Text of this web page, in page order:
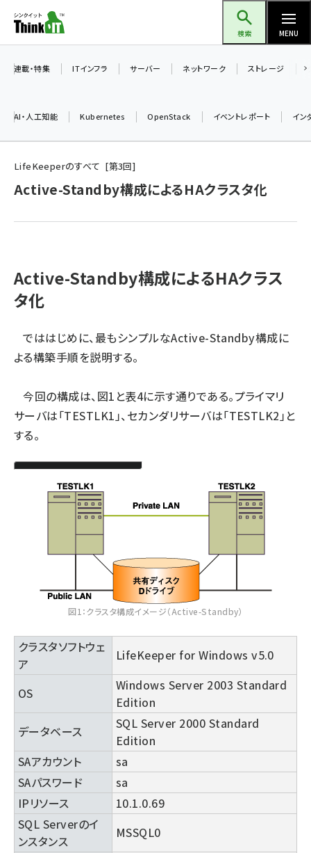
ン
ツ
検索 MENU
加藤銘のチーム貢献～仲間と築いた勝利の絆～ (2314)
genai (1483)
ai crunch (1353)
連載・特集 ITインフラ サーバー ネットワーク ストレージ
AI・人工知能 Kubernetes OpenStack イベントレポート イン
LifeKeeperのすべて 第3回
Active-Standby構成によるHAクラスタ化
Active-Standby構成によるHAクラス
タ化
でははじめに、最もシンプルなActive-Standby構成に
よる構築手順を説明する。
今回の構成は、図1と表4に示す通りである。プライマリ
サーバは「TESTLK1」、セカンダリサーバは「TESTLK2」と
する。
図1：クラスタ構成イメージ（Active-Standby）
クラスタソフトウェ
ア
LifeKeeper for Windows v5.0
OS
Windows Server 2003 Standard
Edition
データベース
SQL Server 2000 Standard
Edition
SAアカウント
sa
SAパスワード
sa
IPリソース
10.1.0.69
SQL Serverのイ
ンスタンス
MSSQL0